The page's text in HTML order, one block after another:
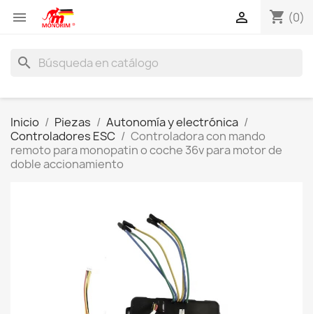
 shopping_cart (0)

search
Inicio Piezas
Autonomía y electrónica
Controladores ESC
Controladora con mando
remoto para monopatin o coche 36v para motor de
doble accionamiento